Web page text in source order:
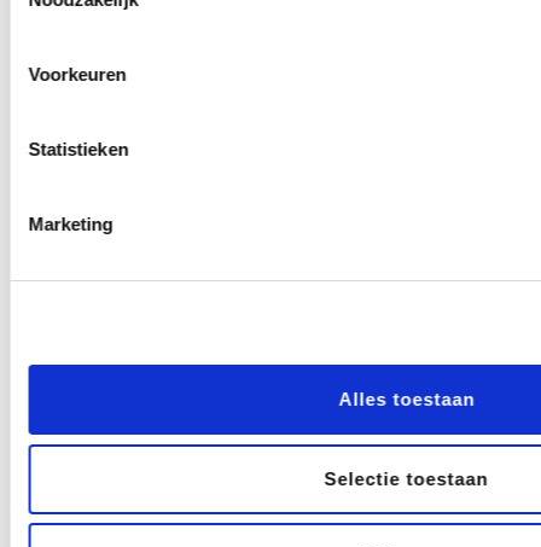
Voorkeuren
Statistieken
Marketing
Alles toestaan
Selectie toestaan
manieren stemmen.
volmacht
stemmen is toegestaan.
uitgebracht, maar staat in de
Daarnaast kan het bestuur
elektronischestemmen ook